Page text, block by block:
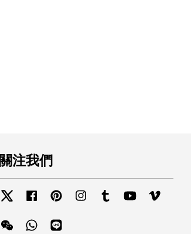
關注我們
Twitter Facebook Pinterest InstagramTumblr YouTube
Wechat Whatsapp